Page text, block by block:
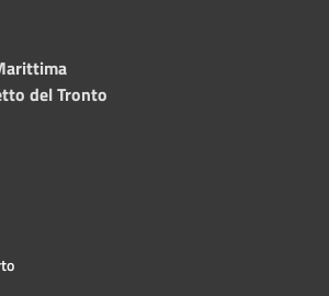
del Tronto